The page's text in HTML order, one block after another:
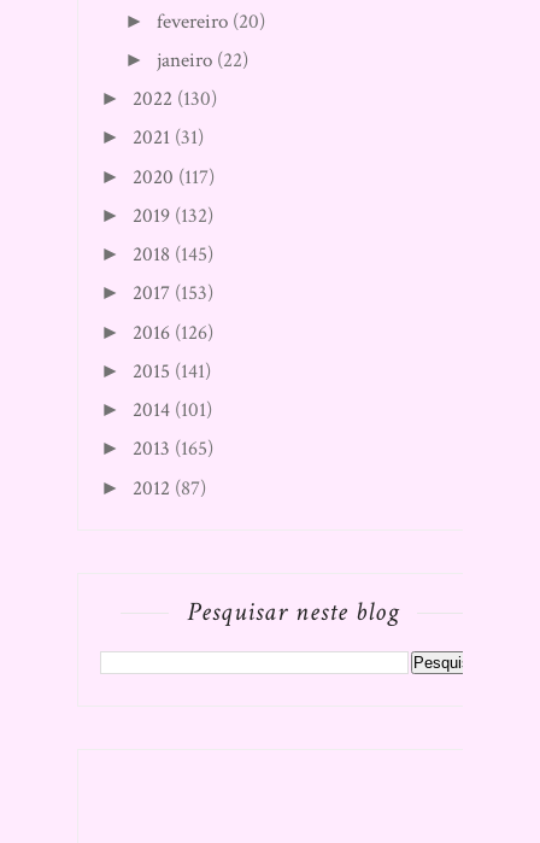
►fevereiro (20)
► janeiro (22)
► 2022 (130)
► 2021 (31)
► 2020 (117)
► 2019 (132)
► 2018 (145)
► 2017 (153)
► 2016 (126)
► 2015 (141)
► 2014 (101)
► 2013 (165)
► 2012 (87)
Pesquisar neste blog